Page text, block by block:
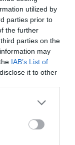
utilized by
parties prior to
the further
parties on the
may
IAB’s List of
it to other